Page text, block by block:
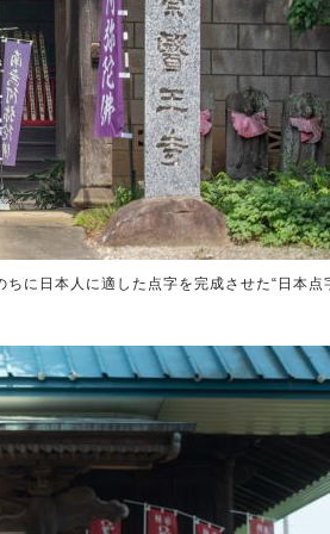
に日本人に適した点字を完成させた“日本点